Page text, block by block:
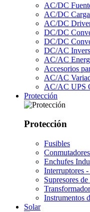
AC/DC
AC/DC
AC/DC
DC/DC
DC/DC
DC/AC
AC/AC
Accesorios
AC/AC
AC/AC UPS
Protección
Protección
Fusibles
Enchufes
Interruptores -
Supresores
Instrumentos
Solar